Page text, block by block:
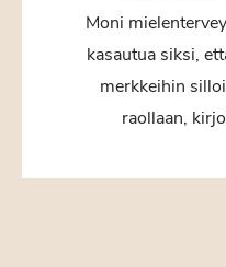
Moni
kasautua siksi,
merkkeihin
raollaan,